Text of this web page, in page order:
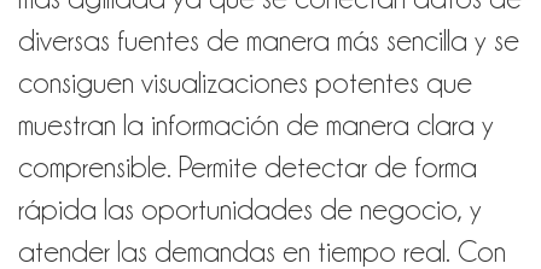
diversas fuentes de manera más sencilla y se
consiguen visualizaciones potentes que
muestran la información de manera clara y
comprensible. Permite detectar de forma
rápida las oportunidades de negocio, y
atender las demandas en tiempo real. Con